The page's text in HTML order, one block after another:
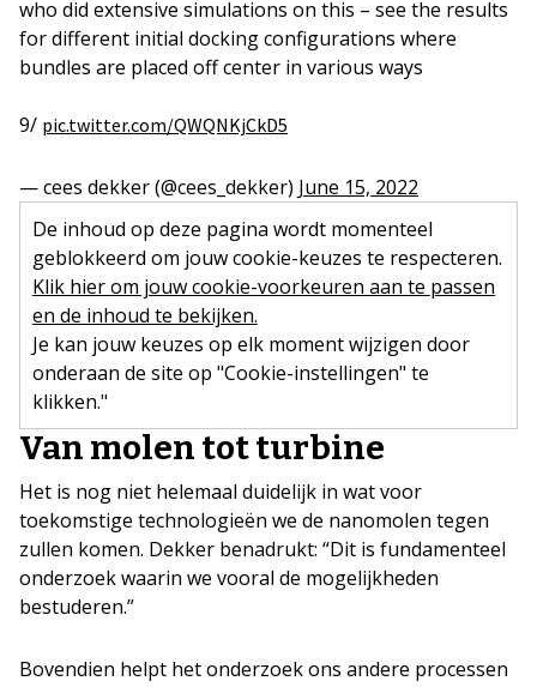
who did extensive simulations on this – see the results
for different initial docking configurations where
bundles are placed off center in various ways
9/ pic.twitter.com/QWQNKjCkD5
— cees dekker (@cees_dekker) June 15, 2022
De inhoud op deze pagina wordt momenteel
geblokkeerd om jouw cookie-keuzes te respecteren.
Klik hier om jouw cookie-voorkeuren aan te passen
en de inhoud te bekijken.
Je kan jouw keuzes op elk moment wijzigen door
onderaan de site op "Cookie-instellingen" te
klikken."
Van molen tot turbine
Het is nog niet helemaal duidelijk in wat voor
toekomstige technologieën we de nanomolen tegen
zullen komen. Dekker benadrukt: “Dit is fundamenteel
onderzoek waarin we vooral de mogelijkheden
bestuderen.”
Bovendien helpt het onderzoek ons andere processen